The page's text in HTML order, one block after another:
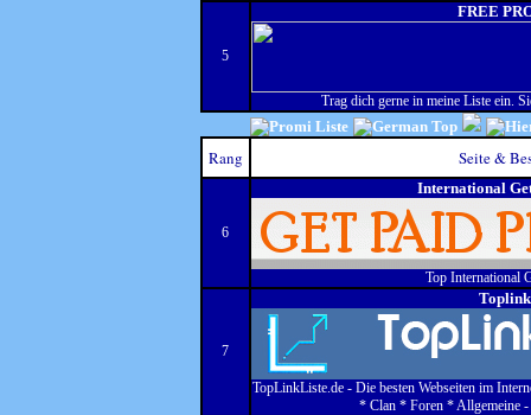
5
FREE
Trag dich gerne in meine Liste ein.
Rang Seite &
6
International
Top International
7
TopLinkListe.de - Die besten Webseiten im
* Clan * Foren * Allgemeine